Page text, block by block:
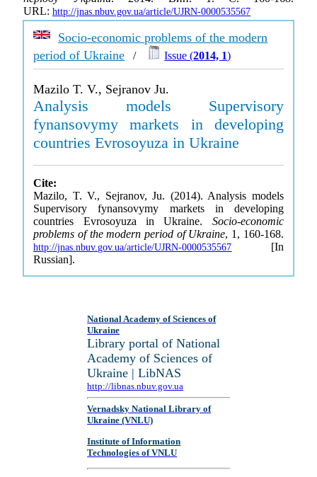
URL: http://jnas.nbuv.gov.ua/article/UJRN-0000535567
Socio-economic problems of the modern
period of Ukraine / Issue (2014, 1)
Mazilo T. V., Sejranov Ju.
Analysis models Supervisory
fynansovymy markets in developing
countries Evrosoyuza in Ukraine
Cite:
Mazilo, T. V., Sejranov, Ju. (2014). Analysis models
Supervisory fynansovymy markets in developing
countries Evrosoyuza in Ukraine. Socio-economic
problems of the modern period of Ukraine, 1, 160-168.
http://jnas.nbuv.gov.ua/article/UJRN-0000535567 [In
Russian].
National Academy of Sciences of
Ukraine
Library portal of National
Academy of Sciences of
Ukraine | LibNAS
http://libnas.nbuv.gov.ua
Vernadsky National Library of
Ukraine (VNLU)
Institute of Information
Technologies of VNLU